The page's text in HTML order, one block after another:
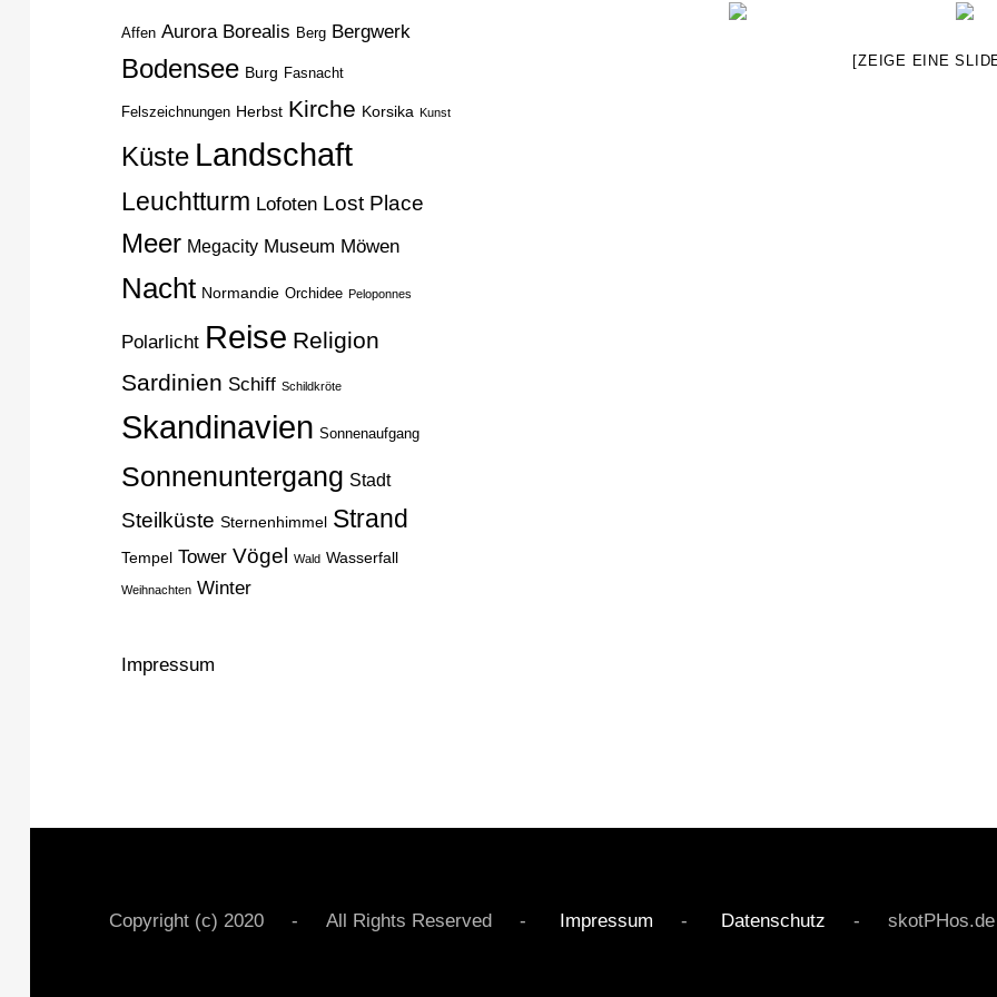
[ZEIGE EINE
Affen Aurora Borealis Berg Bergwerk
Bodensee Burg Fasnacht
Felszeichnungen Herbst Kirche Korsika Kunst
Küste Landschaft
Leuchtturm Lofoten Lost Place
Meer Megacity Museum Möwen
Nacht Normandie Orchidee Peloponnes
Polarlicht Reise Religion
Sardinien Schiff Schildkröte
Skandinavien Sonnenaufgang
Sonnenuntergang Stadt
Steilküste Sternenhimmel Strand
Tempel Tower Vögel Wald Wasserfall
Weihnachten Winter
Impressum
Copyright (c) 2020 - All Rights Reserved - Impressum - Datenschutz - skotPHos.de -